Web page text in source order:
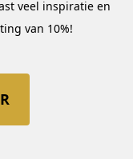
veel inspiratie en
van 10%!